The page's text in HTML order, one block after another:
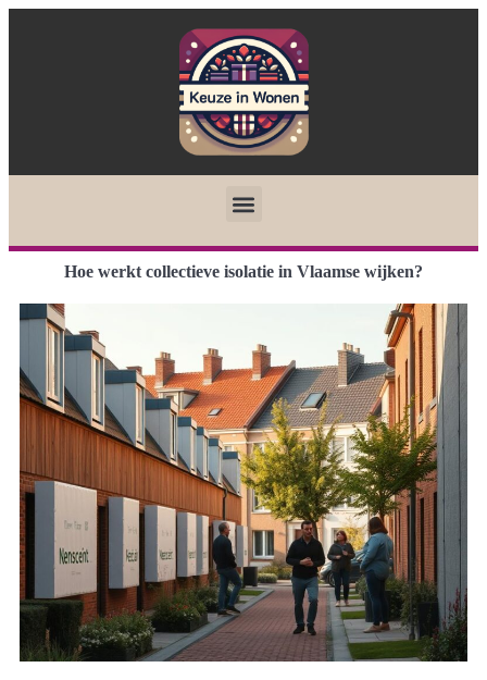
Hoe werkt collectieve isolatie in Vlaamse wijken?